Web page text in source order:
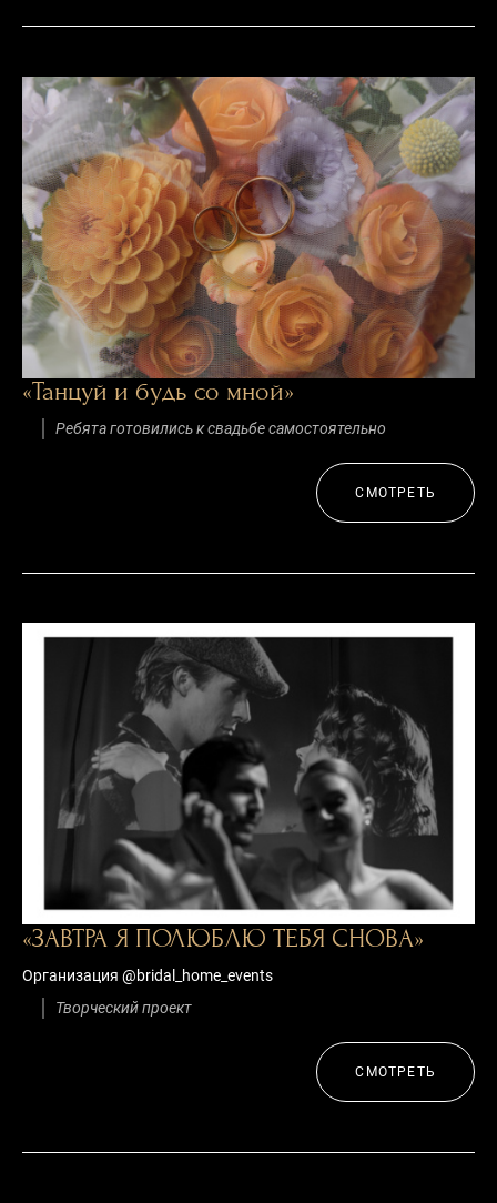
«Танцуй и будь со мной»
Ребята готовились к свадьбе самостоятельно
СМОТРЕТЬ
«ЗАВТРА Я ПОЛЮБЛЮ ТЕБЯ СНОВА»
Организация @bridal_home_events
Творческий проект
СМОТРЕТЬ